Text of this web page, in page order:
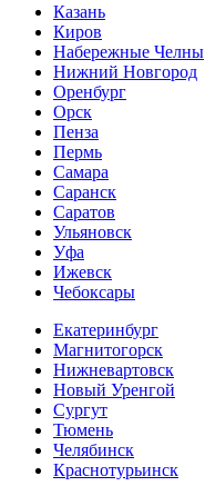
Казань
Киров
Набережные Челны
Нижний Новгород
Оренбург
Орск
Пенза
Пермь
Самара
Саранск
Саратов
Ульяновск
Уфа
Ижевск
Чебоксары
Екатеринбург
Магнитогорск
Нижневартовск
Новый Уренгой
Сургут
Тюмень
Челябинск
Краснотурьинск